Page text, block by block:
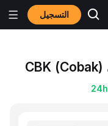
التسجيل
24h